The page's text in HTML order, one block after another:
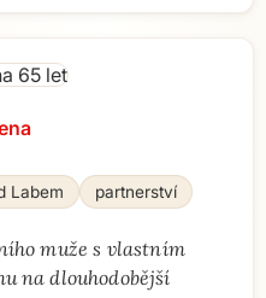
Labem partnerství
muže s vlastním
na dlouhodobější